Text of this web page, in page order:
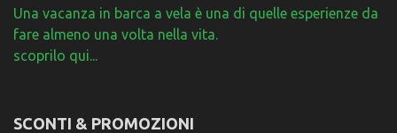
Una vacanza in barca a vela è una di quelle esperienze da
fare almeno una volta nella vita.
scoprilo qui...
SCONTI & PROMOZIONI